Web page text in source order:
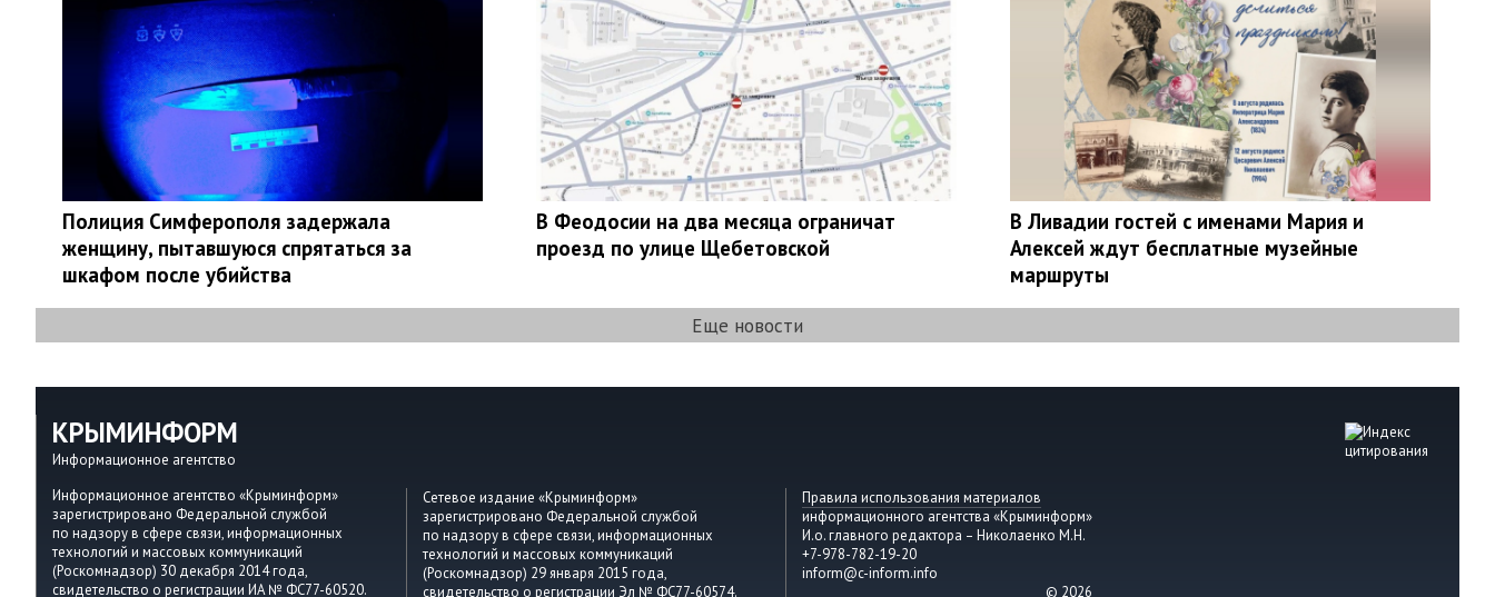
Полиция Симферополя задержала
женщину, пытавшуюся спрятаться за
шкафом после убийства
В Феодосии на два месяца ограничат
проезд по улице Щебетовской
В Ливадии гостей с именами Мария и
Алексей ждут бесплатные музейные
маршруты
Еще новости
КРЫМИНФОРМ
Информационное агентство
Информационное агентство «Крыминформ»
зарегистрировано Федеральной службой
по надзору в сфере связи, информационных
технологий и массовых коммуникаций
(Роскомнадзор) 30 декабря 2014 года,
свидетельство о регистрации ИА № ФС77-60520.
Сетевое издание «Крыминформ»
зарегистрировано Федеральной службой
по надзору в сфере связи, информационных
технологий и массовых коммуникаций
(Роскомнадзор) 29 января 2015 года,
свидетельство о регистрации Эл № ФС77-60574.
Правила использования материалов
информационного агентства «Крыминформ»
И.о. главного редактора – Николаенко М.Н.
+7-978-782-19-20
inform@c-inform.info
© 2026